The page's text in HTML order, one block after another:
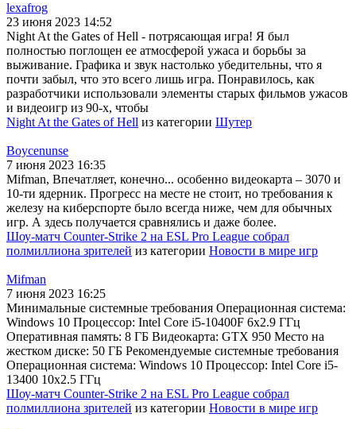
lexafrog
23 июня 2023 14:52
Night At the Gates of Hell - потрясающая игра! Я был
полностью поглощен ее атмосферой ужаса и борьбы за
выживание. Графика и звук настолько убедительны, что я
почти забыл, что это всего лишь игра. Понравилось, как
разработчики использовали элементы старых фильмов ужасов
и видеоигр из 90-х, чтобы
Night At the Gates of Hell из категории Шутер
Boycenunse
7 июня 2023 16:35
Mifman, Впечатляет, конечно... особенно видеокарта – 3070 и
10-ти ядерник. Прогресс на месте не стоит, но требования к
железу на киберспорте было всегда ниже, чем для обычных
игр. А здесь получается сравнялись и даже более.
Шоу-матч Counter-Strike 2 на ESL Pro League собрал
полмиллиона зрителей из категории Новости в мире игр
Mifman
7 июня 2023 16:25
Минимальные системные требования Операционная система:
Windows 10 Процессор: Intel Core i5-10400F 6x2.9 ГГц
Оперативная память: 8 ГБ Видеокарта: GTX 950 Место на
жестком диске: 50 ГБ Рекомендуемые системные требования
Операционная система: Windows 10 Процессор: Intel Core i5-
13400 10x2.5 ГГц
Шоу-матч Counter-Strike 2 на ESL Pro League собрал
полмиллиона зрителей из категории Новости в мире игр